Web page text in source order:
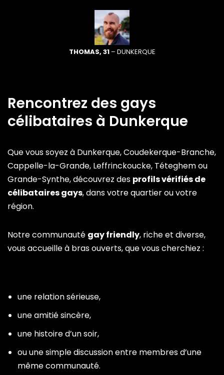
THOMAS, 31– DUNKERQUE
Rencontrez des gays
célibataires à Dunkerque
Que vous soyez à Dunkerque, Coudekerque-Branche,
Cappelle-la-Grande, Leffrinckoucke, Téteghem ou
Grande-Synthe, découvrez des profils vérifiés de
célibataires gays, dans votre quartier ou votre
région.
Notre communauté gay friendly, riche et diverse,
vous accueille à bras ouverts, que vous cherchiez :
une relation sérieuse,
une amitié sincère,
une histoire d’un soir,
ou une simple discussion entre membres d’une
même communauté.